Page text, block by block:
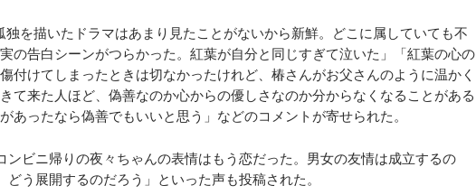
を描いたドラマはあまり見たことがないから新鮮。どこに属していても不
の告白シーンがつらかった。紅葉が自分と同じすぎて泣いた」「紅葉の心の
付けてしまったときは切なかったけれど、椿さんがお父さんのように温かく
て来た人ほど、偽善なのか心からの優しさなのか分からなくなることがある
あったなら偽善でもいいと思う」などのコメントが寄せられた。
ビニ帰りの夜々ちゃんの表情はもう恋だった。男女の友情は成立するの
う展開するのだろう」といった声も投稿された。